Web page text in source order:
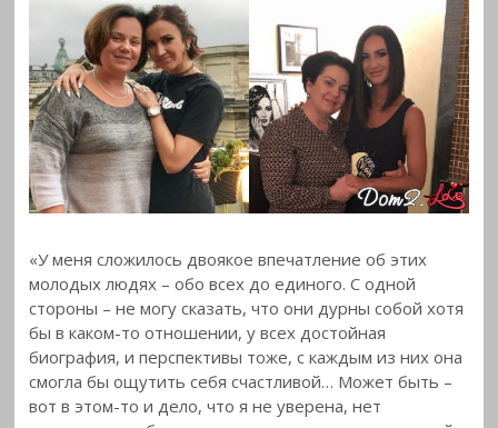
«У меня сложилось двоякое впечатление об этих
молодых людях – обо всех до единого. С одной
стороны – не могу сказать, что они дурны собой хотя
бы в каком-то отношении, у всех достойная
биография, и перспективы тоже, с каждым из них она
смогла бы ощутить себя счастливой… Может быть –
вот в этом-то и дело, что я не уверена, нет